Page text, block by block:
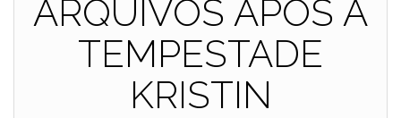
ARQUIVOS APÓS A
TEMPESTADE
KRISTIN